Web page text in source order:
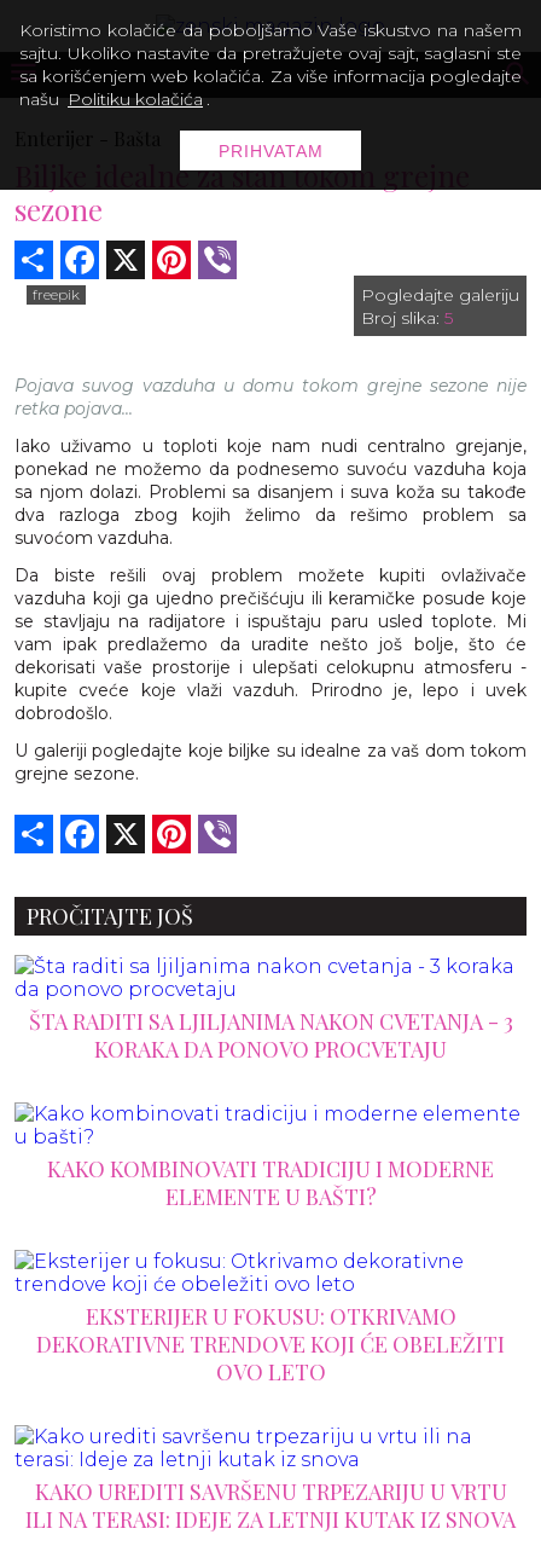
Biljke idealne za stan tokom grejne
sezone
Share Facebook Pinterest
freepik
Pogledajte galeriju
Broj slika: 5
Pojava suvog vazduha u domu tokom grejne sezone nije
retka pojava...
Iako uživamo u toploti koje nam nudi centralno grejanje,
ponekad ne možemo da podnesemo suvoću vazduha koja
sa njom dolazi. Problemi sa disanjem i suva koža su takođe
dva razloga zbog kojih želimo da rešimo problem sa
suvoćom vazduha.
Da biste rešili ovaj problem možete kupiti ovlaživače
vazduha koji ga ujedno prečišćuju ili keramičke posude koje
se stavljaju na radijatore i ispuštaju paru usled toplote. Mi
vam ipak predlažemo da uradite nešto još bolje, što će
dekorisati vaše prostorije i ulepšati celokupnu atmosferu -
kupite cveće koje vlaži vazduh. Prirodno je, lepo i uvek
dobrodošlo.
U galeriji pogledajte koje biljke su idealne za vaš dom tokom
grejne sezone.
Share Facebook Pinterest
PROČITAJTE JOŠ
ŠTA RADITI SA LJILJANIMA NAKON CVETANJA - 3
KORAKA DA PONOVO PROCVETAJU
KAKO KOMBINOVATI TRADICIJU I MODERNE
ELEMENTE U BAŠTI?
EKSTERIJER U FOKUSU: OTKRIVAMO
DEKORATIVNE TRENDOVE KOJI ĆE OBELEŽITI
OVO LETO
KAKO UREDITI SAVRŠENU TRPEZARIJU U VRTU
ILI NA TERASI: IDEJE ZA LETNJI KUTAK IZ SNOVA
Koristimo kolačiće da poboljšamo Vaše iskustvo na našem
sajtu. Ukoliko nastavite da pretražujete ovaj sajt, saglasni ste
sa korišćenjem web kolačića. Za više informacija pogledajte
našu Politiku kolačića .
PRIHVATAM